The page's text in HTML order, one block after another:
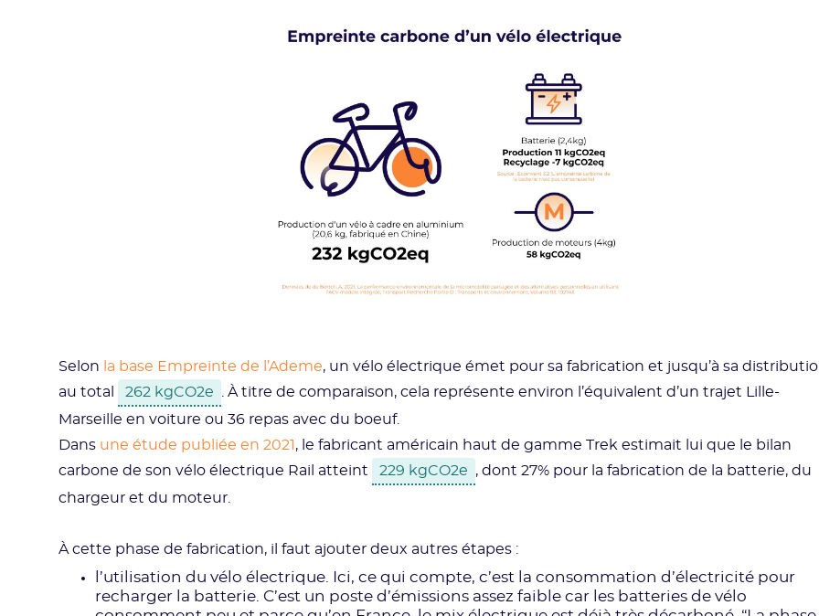
Selon la base Empreinte de l’Ademe, un vélo électrique émet pour sa fabrication et jusqu’à sa
au total
262 kgCO2e
. À titre de comparaison, cela représente environ l’équivalent d’un trajet Lille-
Marseille en voiture ou 36 repas avec du boeuf.
Dans une étude publiée en 2021 , le fabricant américain haut de gamme Trek estimait lui que le bilan
carbone de son vélo électrique Rail atteint
229 kgCO2e
, dont 27% pour la fabrication de la batterie, du
chargeur et du moteur.
À cette phase de fabrication, il faut ajouter deux autres étapes :
l’utilisation du vélo électrique. Ici, ce qui compte, c’est la consommation d’électricité pour
recharger la batterie. C’est un poste d’émissions assez faible car les batteries de vélo